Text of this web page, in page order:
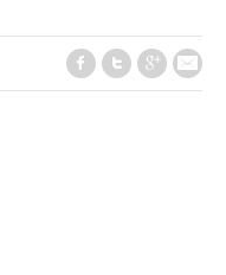
Facebook
Twitter